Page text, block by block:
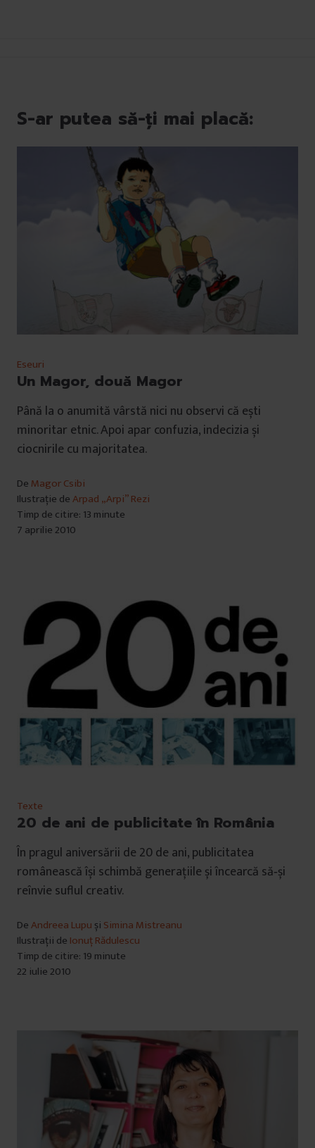
S-ar putea să-ți mai placă:
Eseuri
Un Magor, două Magor
Până la o anumită vârstă nici nu observi că ești
minoritar etnic. Apoi apar confuzia, indecizia și
ciocnirile cu majoritatea.
De Magor Csibi
Ilustrație deArpad „Arpi” Rezi
Timp de citire: 13 minute
7 aprilie 2010
Texte
20 de ani de publicitate în România
În pragul aniversării de 20 de ani, publicitatea
românească își schimbă generațiile și încearcă să‐și
reînvie suflul creativ.
DeAndreea Lupu și Simina Mistreanu
Ilustrații de Ionuț Rădulescu
Timp de citire: 19 minute
22 iulie 2010